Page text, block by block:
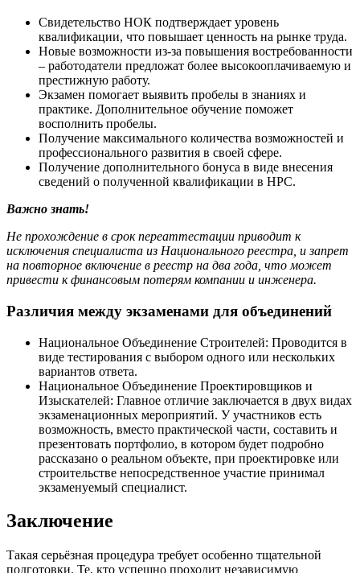
Свидетельство НОК подтверждает уровень
квалификации, что повышает ценность на рынке труда.
Новые возможности из-за повышения востребованности
– работодатели предложат более высокооплачиваемую и
престижную работу.
Экзамен помогает выявить пробелы в знаниях и
практике. Дополнительное обучение поможет
восполнить пробелы.
Получение максимального количества возможностей и
профессионального развития в своей сфере.
Получение дополнительного бонуса в виде внесения
сведений о полученной квалификации в НРС.
Важно знать!
Не прохождение в срок переаттестации приводит к
исключения специалиста из Национального реестра, и запрет
на повторное включение в реестр на два года, что может
привести к финансовым потерям компании и инженера.
Различия между экзаменами для объединений
Национальное Объединение Строителей: Проводится в
виде тестирования с выбором одного или нескольких
вариантов ответа.
Национальное Объединение Проектировщиков и
Изыскателей: Главное отличие заключается в двух видах
экзаменационных мероприятий. У участников есть
возможность, вместо практической части, составить и
презентовать портфолио, в котором будет подробно
рассказано о реальном объекте, при проектировке или
строительстве непосредственное участие принимал
экзаменуемый специалист.
Заключение
Такая серьёзная процедура требует особенно тщательной
подготовки. Те, кто успешно проходит независимую